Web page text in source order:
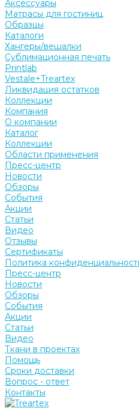
Аксессуары
Матрасы для гостиниц
Образцы
Каталоги
Хангеры/вешалки
Сублимационная печать
Printlab
Vestale+Treartex
Ликвидация остатков
Коллекции
Компания
О компании
Каталог
Коллекции
Области применения
Пресс-центр
Новости
Обзоры
События
Акции
Статьи
Видео
Отзывы
Сертификаты
Политика
Пресс-центр
Новости
Обзоры
События
Акции
Статьи
Видео
Ткани в проектах
Помощь
Сроки доставки
Вопрос - ответ
Контакты